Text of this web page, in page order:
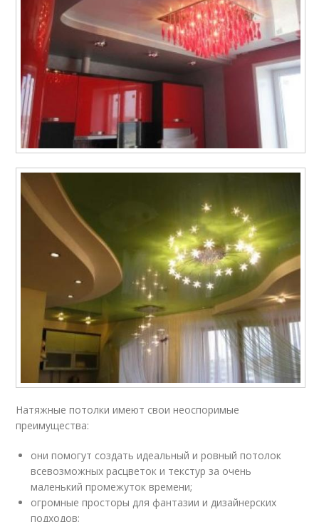
Натяжные потолки имеют свои неоспоримые
преимущества:
они помогут создать идеальный и ровный потолок
всевозможных расцветок и текстур за очень
маленький промежуток времени;
огромные просторы для фантазии и дизайнерских
подходов;